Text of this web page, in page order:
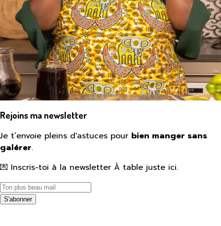
Rejoins ma newsletter
Je t’envoie pleins d'astuces pour bien manger sans
galérer.
💌 Inscris-toi à la newsletter À table juste ici.
S'abonner